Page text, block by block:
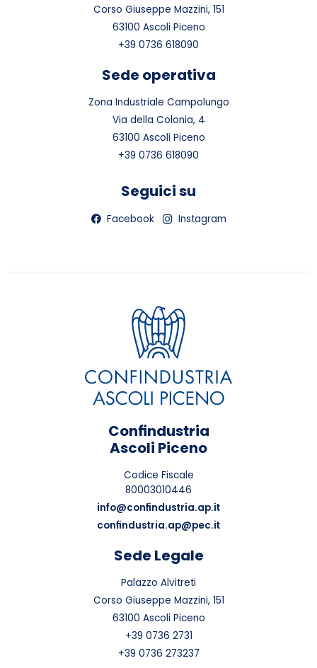
Corso Giuseppe Mazzini, 151
63100 Ascoli Piceno
+39 0736 618090
Sede operativa
Zona Industriale Campolungo
Via della Colonia, 4
63100 Ascoli Piceno
+39 0736 618090
Seguici su
Facebook Instagram
Confindustria
Ascoli Piceno
Codice Fiscale
80003010446
info@confindustria.ap.it
confindustria.ap@pec.it
Sede Legale
Palazzo Alvitreti
Corso Giuseppe Mazzini, 151
63100 Ascoli Piceno
+39 0736 2731
+39 0736 273237